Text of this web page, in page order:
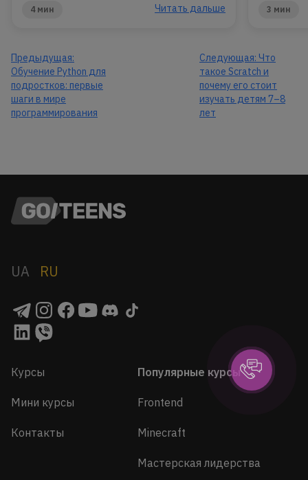
4 мин Читать дальше 3 мин
Предыдущая:
Обучение Python для
подростков: первые
шаги в мире
программирования
Следующая: Что
такое Scratch и
почему его стоит
изучать детям 7–8
лет
UA RU
Курсы
Мини курсы
Контакты
Популярные курсы
Frontend
Minecraft
Мастерская лидерства